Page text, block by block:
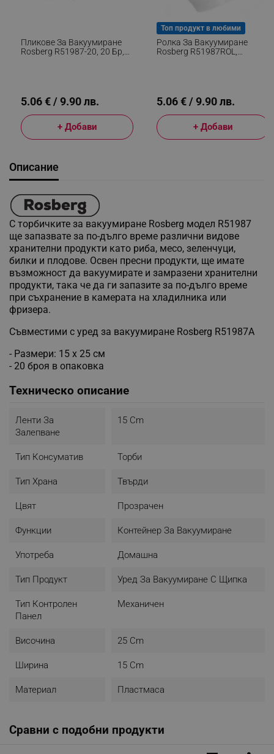
Пликове За Вакуумиране
Rosberg R51987-20, 20 Бр,
5.06 € / 9.90 лв.
+ Добави
Топ продукт в любими
Ролка За Вакуумиране
Rosberg R51987ROL,
5.06 € / 9.90 лв.
+ Добави
Описание
С торбичките за вакуумиране Rosberg модел R51987
ще запазвате за по-дълго време различни видове
хранителни продукти като риба, месо, зеленчуци,
билки и плодове. Освен пресни продукти, ще имате
възможност да вакуумирате и замразени хранителни
продукти, така че да ги запазите за по-дълго време
при съхранение в камерата на хладилника или
фризера.
Съвместими с уред за вакуумиране Rosberg R51987A
- Размери: 15 x 25 см
- 20 броя в опаковка
Техническо описание
Ленти За
Залепване
15 Cm
Тип Консуматив Торби
Тип Храна Твърди
Цвят Прозрачен
Функции Контейнер За Вакуумиране
Употреба Домашна
Тип Продукт Уред За Вакуумиране С Щипка
Тип Контролен
Панел
Механичен
Височина 25 Cm
Ширина 15 Cm
Материал Пластмаса
Сравни с подобни продукти